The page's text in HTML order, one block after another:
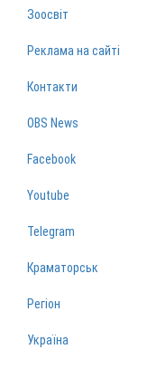
Зоосвіт
Реклама на сайті
Контакти
OBS News
Facebook
Youtube
Telegram
Краматорськ
Регіон
Україна